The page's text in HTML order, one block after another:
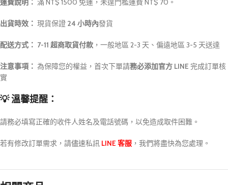
出貨時效： 現貨保證 24 小時內發貨
配送方式： 7-11 超商取貨付款 ，一般地區 2-3 天、偏遠地區 3-5 天送達
注意事項： 為保障您的權益，首次下單請務必添加官方 LINE 完成訂單核
實
💡 溫馨提醒：
請務必填寫正確的收件人姓名及電話號碼，以免造成取件困難。
若有修改訂單需求，請儘速私訊 LINE 客服 ，我們將盡快為您處理。